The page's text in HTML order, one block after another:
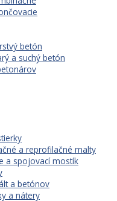
betón
a suchý betón
a reprofilačné malty
a spojovací mostík
a betónov
a nátery